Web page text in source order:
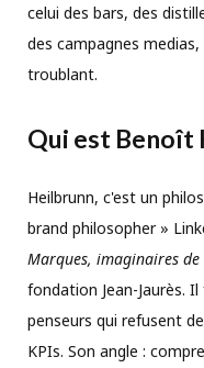
celui des bars, des
des campagnes
troublant.
Qui est Benoît
Heilbrunn, c'est un
brand philosopher »
Marques, imaginaires
fondation Jean-Jaurès.
penseurs qui refusent
KPIs. Son angle :